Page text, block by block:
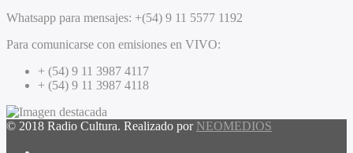
Whatsapp para mensajes: +(54) 9 11 5577 1192
Para comunicarse con emisiones en VIVO:
+ (54) 9 11 3987 4117
+ (54) 9 11 3987 4118
© 2018 Radio Cultura. Realizado por NEOMEDIOS